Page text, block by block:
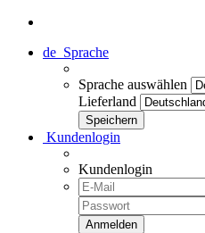
de Sprache
Sprache auswählen
Lieferland
Kundenlogin
Kundenlogin